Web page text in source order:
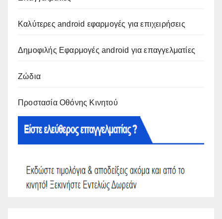
Καλύτερες android εφαρμογές για επιχειρήσεις
Δημοφιλής Εφαρμογές android για επαγγελματίες
Ζώδια
Προστασία Οθόνης Κινητού